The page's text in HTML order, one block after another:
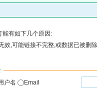
能有如下几个原因:
效,可能链接不完整,或数据已被删
户名
Email